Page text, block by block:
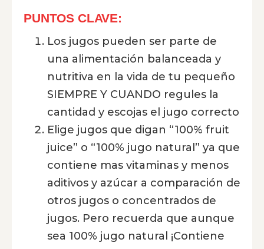
PUNTOS CLAVE:
Los jugos pueden ser parte de
una alimentación balanceada y
nutritiva en la vida de tu pequeño
SIEMPRE Y CUANDO regules la
cantidad y escojas el jugo correcto
Elige jugos que digan “100% fruit
juice” o “100% jugo natural” ya que
contiene mas vitaminas y menos
aditivos y azúcar a comparación de
otros jugos o concentrados de
jugos. Pero recuerda que aunque
sea 100% jugo natural ¡Contiene